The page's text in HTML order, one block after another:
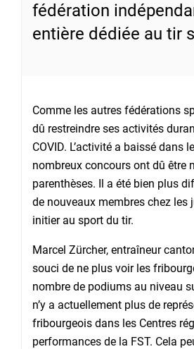
fédération
entière dédiée au tir
Comme les autres fédérations
dû restreindre ses activités
COVID. L’activité a baissé dans
nombreux concours ont dû être
parenthèses. Il a été bien plus
de nouveaux membres chez les
initier au sport du tir.
Marcel Zürcher, entraîneur
souci de ne plus voir les
nombre de podiums au niveau
n’y a actuellement plus de
fribourgeois dans les Centres
performances de la FST. Cela